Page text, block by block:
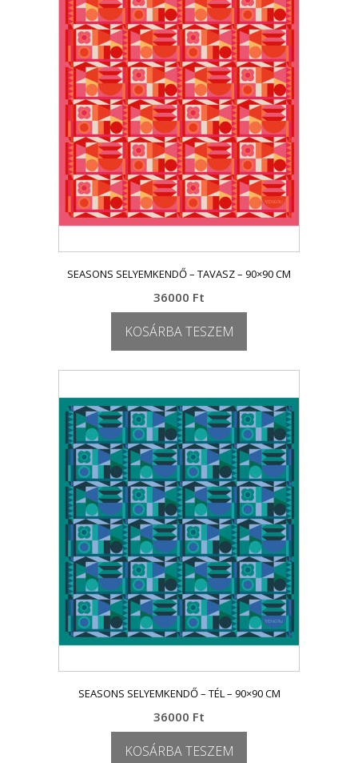
SEASONS SELYEMKENDŐ – TAVASZ – 90×90 CM
36000 Ft
KOSÁRBA TESZEM
SEASONS SELYEMKENDŐ – TÉL – 90×90 CM
36000 Ft
KOSÁRBA TESZEM